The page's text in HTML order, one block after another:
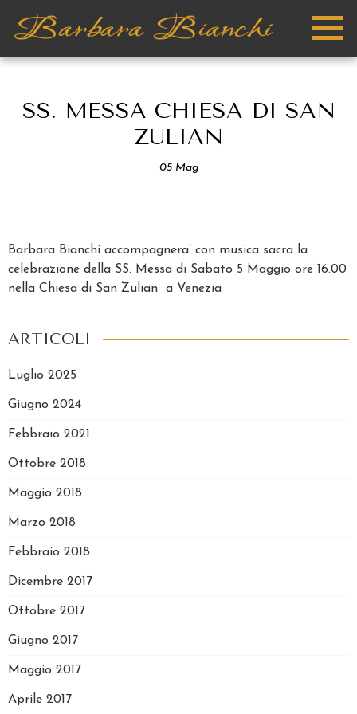
SS. MESSA CHIESA DI SAN
ZULIAN
05 Mag
Barbara Bianchi accompagnera’ con musica sacra la
celebrazione della SS. Messa di Sabato 5 Maggio ore 16.00
nella Chiesa di San Zulian a Venezia
ARTICOLI
Luglio 2025
Giugno 2024
Febbraio 2021
Ottobre 2018
Maggio 2018
Marzo 2018
Febbraio 2018
Dicembre 2017
Ottobre 2017
Giugno 2017
Maggio 2017
Aprile 2017